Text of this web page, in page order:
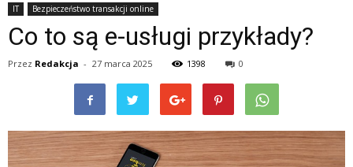
IT Bezpieczeństwo transakcji online
Co to są e-usługi przykłady?
Przez Redakcja - 27 marca 2025 1398 0